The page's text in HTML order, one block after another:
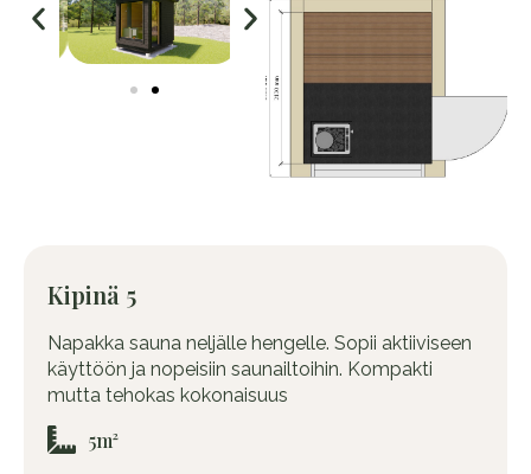
Kipinä 5
Napakka sauna neljälle hengelle. Sopii aktiiviseen
käyttöön ja nopeisiin saunailtoihin. Kompakti
mutta tehokas kokonaisuus
5m²